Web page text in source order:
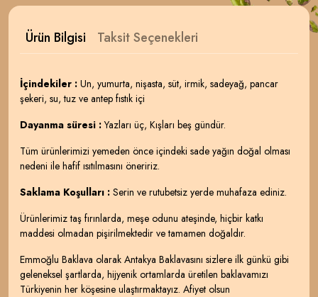
Ürün Bilgisi Taksit Seçenekleri
İçindekiler : Un, yumurta, nişasta, süt, irmik, sadeyağ, pancar
şekeri, su, tuz ve antep fıstık içi
Dayanma süresi :Yazları üç, Kışları beş gündür.
Tüm ürünlerimizi yemeden önce içindeki sade yağın doğal olması
nedeni ile hafif ısıtılmasını öneririz.
Saklama Koşulları : Serin ve rutubetsiz yerde muhafaza ediniz.
Ürünlerimiz taş fırınlarda, meşe odunu ateşinde, hiçbir katkı
maddesi olmadan pişirilmektedir ve tamamen doğaldır.
Emmoğlu Baklava olarak Antakya Baklavasını sizlere ilk günkü gibi
geleneksel şartlarda, hijyenik ortamlarda üretilen baklavamızı
Türkiyenin her köşesine ulaştırmaktayız. Afiyet olsun